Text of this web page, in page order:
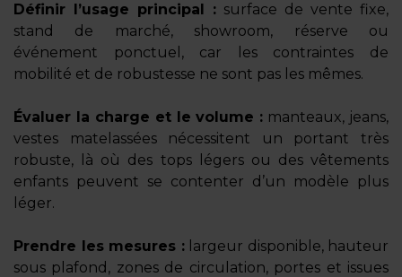
Définir l’usage principal : surface de vente fixe,
stand de marché, showroom, réserve ou
événement ponctuel, car les contraintes de
mobilité et de robustesse ne sont pas les mêmes.
Évaluer la charge et le volume : manteaux, jeans,
vestes matelassées nécessitent un portant très
robuste, là où des tops légers ou des vêtements
enfants peuvent se contenter d’un modèle plus
léger.
Prendre les mesures :largeur disponible, hauteur
sous plafond, zones de circulation, portes et issues